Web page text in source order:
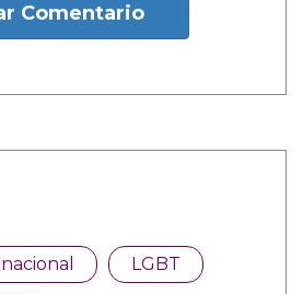
Comentario
LGBT